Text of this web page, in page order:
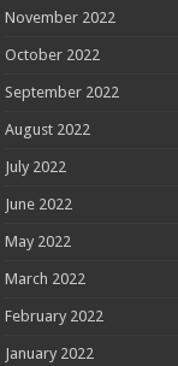
November 2022
October 2022
September 2022
August 2022
July 2022
June 2022
May 2022
March 2022
February 2022
January 2022